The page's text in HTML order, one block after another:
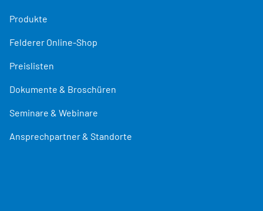
Produkte
Felderer Online-Shop
Preislisten
Dokumente & Broschüren
Seminare & Webinare
Ansprechpartner & Standorte